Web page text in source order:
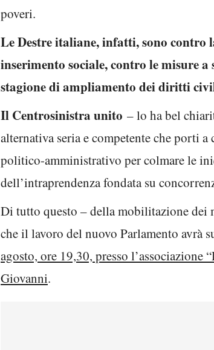
poveri.
Le Destre italiane, infatti, sono
inserimento sociale, contro le misure
stagione di ampliamento dei diritti
Il Centrosinistra unito – lo ha bel
alternativa seria e competente che porti
politico-amministrativo per colmare le
dell’intraprendenza fondata su
Di tutto questo – della mobilitazione
che il lavoro del nuovo Parlamento avrà
agosto, ore 19,30, presso
Giovanni.